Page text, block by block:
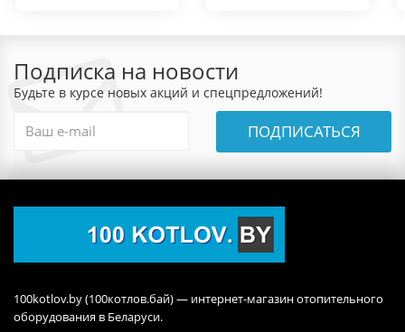
Подписка на новости
Будьте в курсе новых акций и спецпредложений!
ПОДПИСАТЬСЯ
100kotlov.by (100котлов.бай) — интернет-магазин отопительного
оборудования в Беларуси.